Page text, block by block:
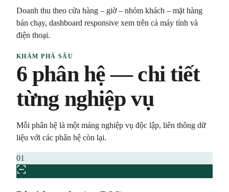
Doanh thu theo cửa hàng – giờ – nhóm khách – mặt hàng
bán chạy, dashboard responsive xem trên cả máy tính và
điện thoại.
KHÁM PHÁ SÂU
6 phân hệ — chi tiết
từng nghiệp vụ
Mỗi phân hệ là một mảng nghiệp vụ độc lập, liên thông dữ
liệu với các phân hệ còn lại.
01